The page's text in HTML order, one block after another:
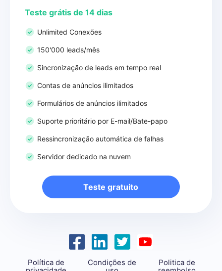
Teste grátis de 14 dias
Unlimited Conexões
150'000 leads/mês
Sincronização de leads em tempo real
Contas de anúncios ilimitados
Formulários de anúncios ilimitados
Suporte prioritário por E-mail/Bate-papo
Ressincronização automática de falhas
Servidor dedicado na nuvem
Teste gratuito
Política de
Condições de
Politica de